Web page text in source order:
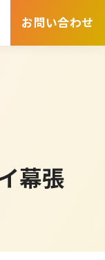
お問い合わせ
幕張